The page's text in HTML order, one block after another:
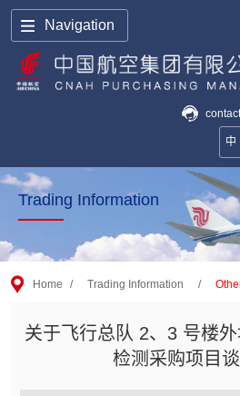
Navigation
中
Trading Information
Home / Trading Information /
关于飞行总队 2、3 号楼
检测采购项目